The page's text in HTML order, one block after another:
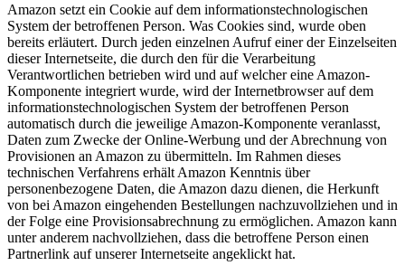
Amazon setzt ein Cookie auf dem informationstechnologischen
System der betroffenen Person. Was Cookies sind, wurde oben
bereits erläutert. Durch jeden einzelnen Aufruf einer der Einzelseiten
dieser Internetseite, die durch den für die Verarbeitung
Verantwortlichen betrieben wird und auf welcher eine Amazon-
Komponente integriert wurde, wird der Internetbrowser auf dem
informationstechnologischen System der betroffenen Person
automatisch durch die jeweilige Amazon-Komponente veranlasst,
Daten zum Zwecke der Online-Werbung und der Abrechnung von
Provisionen an Amazon zu übermitteln. Im Rahmen dieses
technischen Verfahrens erhält Amazon Kenntnis über
personenbezogene Daten, die Amazon dazu dienen, die Herkunft
von bei Amazon eingehenden Bestellungen nachzuvollziehen und in
der Folge eine Provisionsabrechnung zu ermöglichen. Amazon kann
unter anderem nachvollziehen, dass die betroffene Person einen
Partnerlink auf unserer Internetseite angeklickt hat.